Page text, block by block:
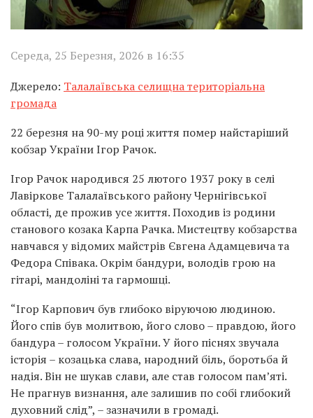
Середа, 25 Березня, 2026 в 16:35
Джерело: Талалаївська селищна територіальна
громада
22 березня на 90-му році життя помер найстаріший
кобзар України Ігор Рачок.
Ігор Рачок народився 25 лютого 1937 року в селі
Лавіркове Талалаївського району Чернігівської
області, де прожив усе життя. Походив із родини
станового козака Карпа Рачка. Мистецтву кобзарства
навчався у відомих майстрів Євгена Адамцевича та
Федора Співака. Окрім бандури, володів грою на
гітарі, мандоліні та гармошці.
“Ігор Карпович був глибоко віруючою людиною.
Його спів був молитвою, його слово – правдою, його
бандура – голосом України. У його піснях звучала
історія – козацька слава, народний біль, боротьба й
надія. Він не шукав слави, але став голосом пам’яті.
Не прагнув визнання, але залишив по собі глибокий
духовний слід”, – зазначили в громаді.